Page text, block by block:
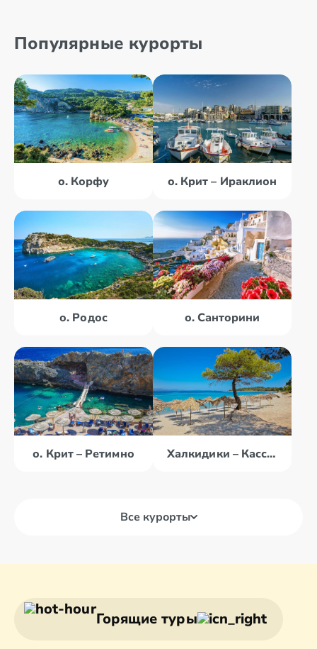
Популярные курорты
о. Корфу о. Крит – Ираклион
о. Родос о. Санторини
о. Крит – Ретимно Халкидики – Кассандра
Все курорты
о. Корфу
о. Крит – Агиос
Николаос
Ретимно
Горящие туры